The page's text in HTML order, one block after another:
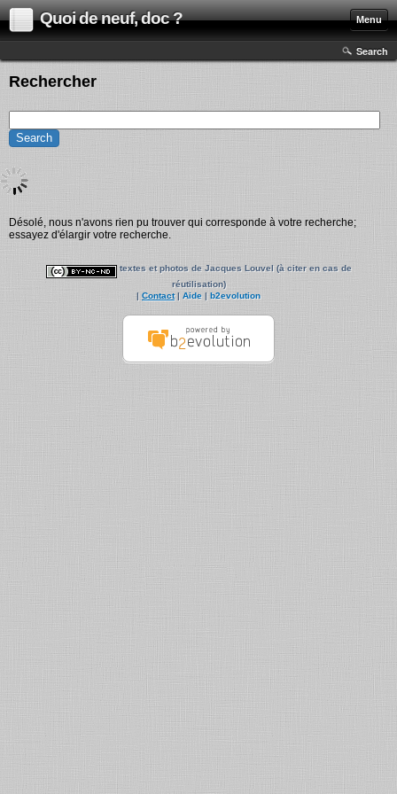
Quoi de neuf, doc ? Menu
Search
Rechercher
Désolé, nous n'avons rien pu trouver qui corresponde à votre recherche;
essayez d'élargir votre recherche.
textes et photos de Jacques Louvel (à citer en cas de
réutilisation)
| Contact| Aide | b2evolution